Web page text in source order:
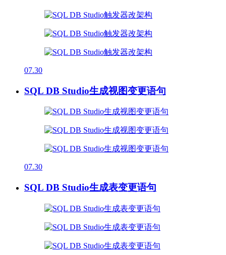
07.30
SQL DB Studio生成视图变更语句
07.30
SQL DB Studio生成表变更语句